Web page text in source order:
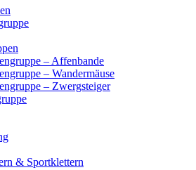
– Affenbande
– Wandermäuse
– Zwergsteiger
& Sportklettern